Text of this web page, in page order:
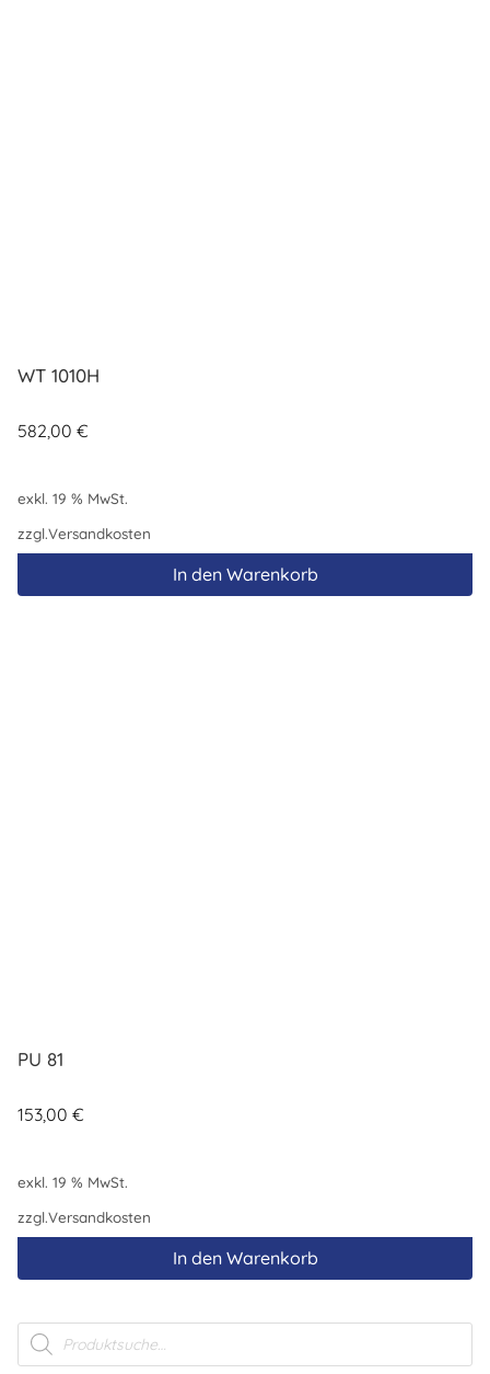
WT 1010H
582,00 €
exkl. 19 % MwSt.
zzgl.Versandkosten
In den Warenkorb
PU 81
153,00 €
exkl. 19 % MwSt.
zzgl.Versandkosten
In den Warenkorb
Products
search